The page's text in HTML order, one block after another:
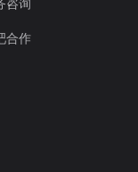
咨询
合作